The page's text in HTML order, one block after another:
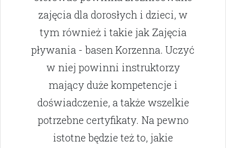
zajęcia dla dorosłych i dzieci, w
tym również i takie jak Zajęcia
pływania - basen Korzenna. Uczyć
w niej powinni instruktorzy
mający duże kompetencje i
doświadczenie, a także wszelkie
potrzebne certyfikaty. Na pewno
istotne będzie też to, jakie